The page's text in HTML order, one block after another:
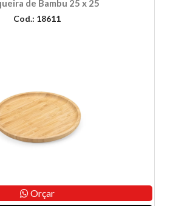
de Bambu 25 x 25
Cod.: 18611
Orçar